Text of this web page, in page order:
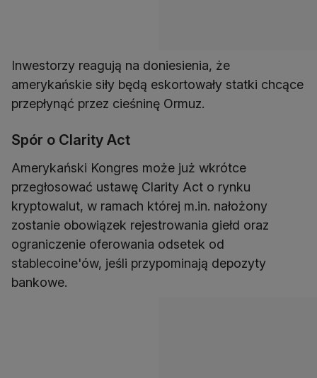
Inwestorzy reagują na doniesienia, że
amerykańskie siły będą eskortowały statki chcące
przepłynąć przez cieśninę Ormuz.
Spór o Clarity Act
Amerykański Kongres może już wkrótce
przegłosować ustawę Clarity Act o rynku
kryptowalut, w ramach której m.in. nałożony
zostanie obowiązek rejestrowania giełd oraz
ograniczenie oferowania odsetek od
stablecoine'ów, jeśli przypominają depozyty
bankowe.